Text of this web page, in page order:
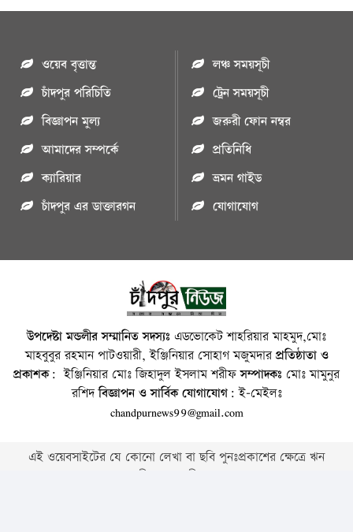
ওয়েব বৃত্তান্ত
চাঁদপুর পরিচিতি
বিজ্ঞাপন মুল্য
আমাদের সম্পর্কে
ক্যারিয়ার
চাঁদপুর এর ডাক্তারগন
লঞ্চ সময়সূচী
ট্রেন সময়সূচী
জরুরী ফোন নম্বর
প্রতিনিধি
ভ্রমন গাইড
যোগাযোগ
উপদেষ্টা মন্ডলীর সম্মানিত সদস্যঃ এডভোকেট শাহরিয়ার মাহমুদ,মোঃ
মাহবুবুর রহমান পাটওয়ারী, ইঞ্জিনিয়ার সোহাগ মজুমদারপ্রতিষ্ঠাতা ও
প্রকাশক: ইঞ্জিনিয়ার মোঃ জিহাদুল ইসলাম শরীফসম্পাদকঃ মোঃ মামুনুর
রশিদবিজ্ঞাপন ও সার্বিক যোগাযোগ: ই-মেইলঃ
chandpurnews99@gmail.com
এই ওয়েবসাইটের যে কোনো লেখা বা ছবি পুনঃপ্রকাশের ক্ষেত্রে ঋন
স্বীকার বাঞ্চনীয় ।